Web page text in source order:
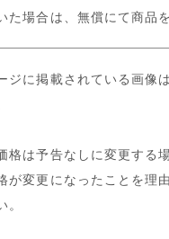
た場合は、無償にて商品
ジに掲載されている画像
格は予告なしに変更する
が変更になったことを理
。